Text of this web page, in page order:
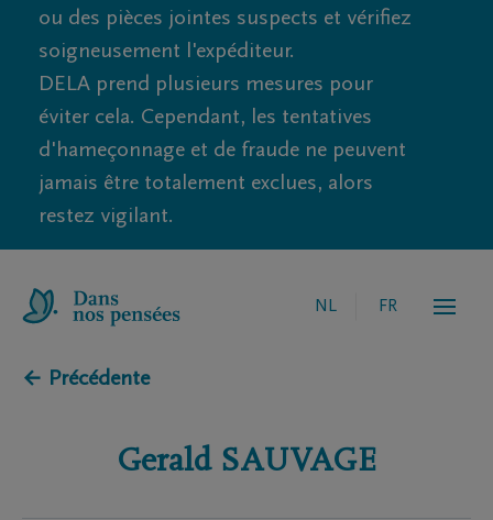
ou des pièces jointes suspects et vérifiez
soigneusement l'expéditeur.
DELA prend plusieurs mesures pour
éviter cela. Cependant, les tentatives
d'hameçonnage et de fraude ne peuvent
jamais être totalement exclues, alors
restez vigilant.
NL FR
← Précédente
Gerald SAUVAGE